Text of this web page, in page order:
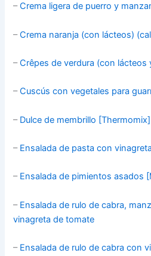
–Crema ligera de puerro y
–Crema naranja (con lácteos)
–Crêpes de verdura (con lácteos
–Cuscús con vegetales para
– Dulce de membrillo [Thermomix]
– Ensalada de pasta con
– Ensalada de pimientos asados
– Ensalada de rulo de cabra,
vinagreta de tomate
– Ensalada de rulo de cabra con